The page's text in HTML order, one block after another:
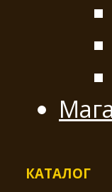
КАТАЛОГ